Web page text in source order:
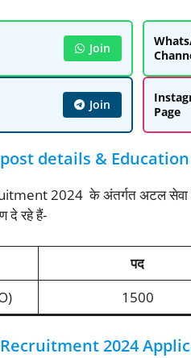
Join
Join
Page
post details &
2024 के अंतर्गत अटल
दे रहे हैं-
पद
1500
Recruitment 2024